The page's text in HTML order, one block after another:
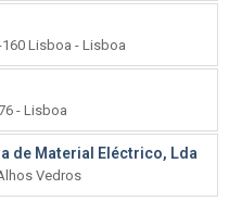
Lisboa - Lisboa
- Lisboa
de Material Eléctrico, Lda
Vedros